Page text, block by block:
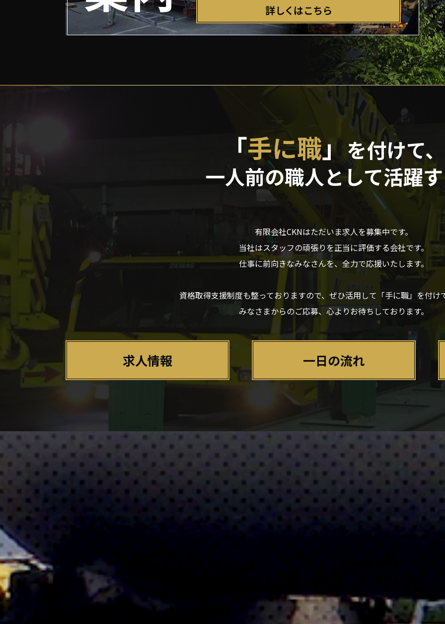
「手に職」 を付けて、
一人前の職人として活躍
有限会社CKNはただいま求人を募集中です。
当社はスタッフの頑張りを正当に評価する会社です。
仕事に前向きなみなさんを、全力で応援いたします。
資格取得支援制度も整っておりますので、ぜひ活用して「手に職」を付け
みなさまからのご応募、心よりお待ちしております。
求人情報 一日の流れ